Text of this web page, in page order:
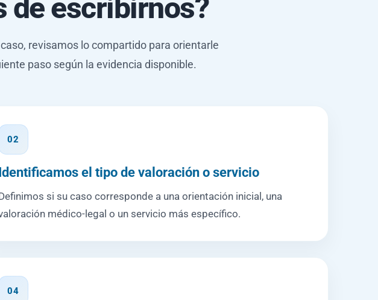
de escribirnos?
revisamos lo compartido para orientarle
paso según la evidencia disponible.
02
el tipo de valoración o servicio
si su caso corresponde a una orientación inicial, una
médico-legal o un servicio más específico.
04